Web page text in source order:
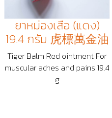
ยาหม่องเสือ (แดง)
19.4 กรัม 虎標萬金油
Tiger Balm Red ointment For
muscular aches and pains 19.4
g